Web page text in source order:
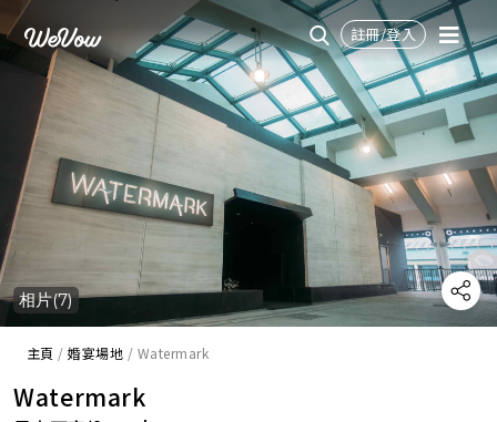
註冊/登入
相片(7)
主頁 /婚宴場地 / Watermark
Watermark